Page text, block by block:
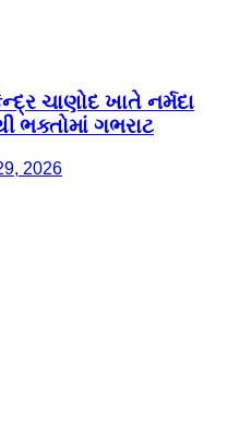
ચાણોદ ખાતે નર્મદા
ભક્તોમાં ગભરાટ
2026